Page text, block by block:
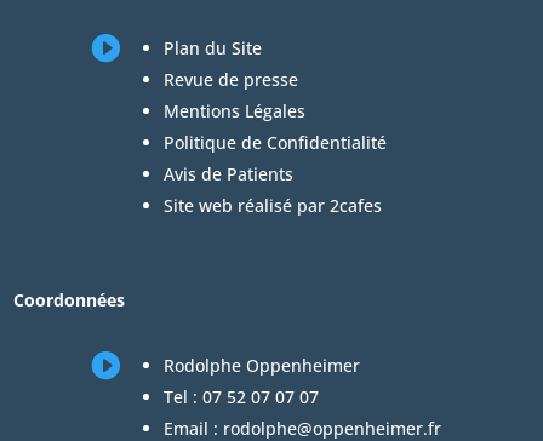

Plan du Site
Revue de presse
Mentions Légales
Politique de Confidentialité
Avis de Patients
Site web réalisé par 2cafes
Coordonnées

Rodolphe Oppenheimer
Tel : 07 52 07 07 07
Email : rodolphe@oppenheimer.fr